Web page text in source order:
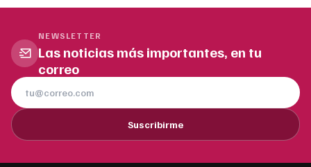
NEWSLETTER
Las noticias más importantes, en tu
correo
Suscribirme